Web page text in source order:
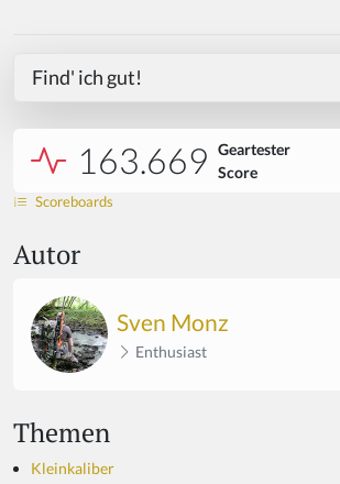
Find' ich gut!
163.669 Geartester
Score
Scoreboards
Autor
Sven Monz
Enthusiast
Themen
Kleinkaliber